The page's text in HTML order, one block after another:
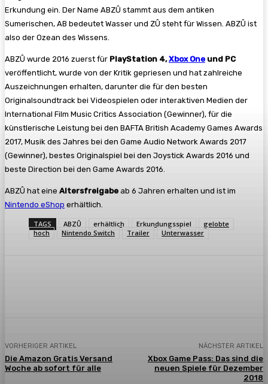
Erkundung ein. Der Name ABZÛ stammt aus dem antiken
Sumerischen, AB bedeutet Wasser und ZÛ steht für Wissen. ABZÛ ist
also der Ozean des Wissens.
ABZÛ wurde 2016 zuerst für PlayStation 4,Xbox One und PC
veröffentlicht, wurde von der Kritik gepriesen und hat zahlreiche
Auszeichnungen erhalten, darunter die für den besten
Originalsoundtrack bei Videospielen oder interaktiven Medien der
International Film Music Critics Association (Gewinner), für die
künstlerische Leistung bei den BAFTA British Academy Games Awards
2017, Musik des Jahres bei den Game Audio Network Awards 2017
(Gewinner), bestes Originalspiel bei den Joystick Awards 2016 und
beste Direction bei den Game Awards 2016.
ABZÛ hat eine Altersfreigabe ab 6 Jahren erhalten und ist im
Nintendo eShop erhältlich.
TAGS ABZÛ erhältlich Erkundungsspiel
gelobte
hoch
Nintendo Switch Trailer Unterwasser
VORHERIGER ARTIKEL
Die Amazon Gratis Versand
Woche ab sofort für alle
NÄCHSTER ARTIKEL
Xbox Game Pass: Das sind die
neuen Spiele für Dezember
2018